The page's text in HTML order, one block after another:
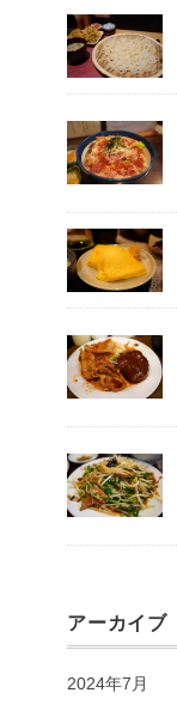
アーカイブ
2024年7月